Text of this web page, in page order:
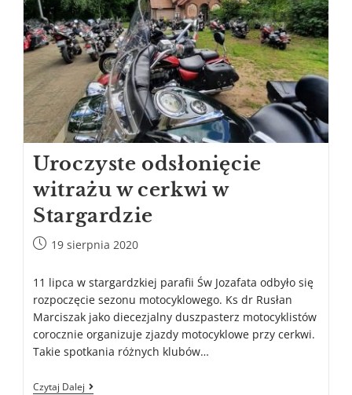
Uroczyste odsłonięcie
witrażu w cerkwi w
Stargardzie
19 sierpnia 2020
11 lipca w stargardzkiej parafii Św Jozafata odbyło się
rozpoczęcie sezonu motocyklowego. Ks dr Rusłan
Marciszak jako diecezjalny duszpasterz motocyklistów
corocznie organizuje zjazdy motocyklowe przy cerkwi.
Takie spotkania różnych klubów…
Czytaj Dalej